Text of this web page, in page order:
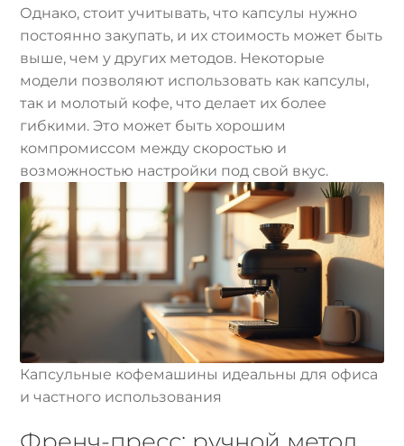
Однако, стоит учитывать, что капсулы нужно
постоянно закупать, и их стоимость может быть
выше, чем у других методов. Некоторые
модели позволяют использовать как капсулы,
так и молотый кофе, что делает их более
гибкими. Это может быть хорошим
компромиссом между скоростью и
возможностью настройки под свой вкус.
Капсульные кофемашины идеальны для офиса
и частного использования